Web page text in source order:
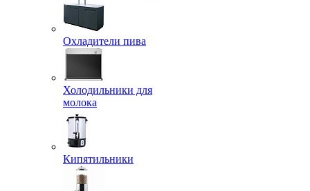
Охладители пива
Холодильники для
молока
Кипятильники